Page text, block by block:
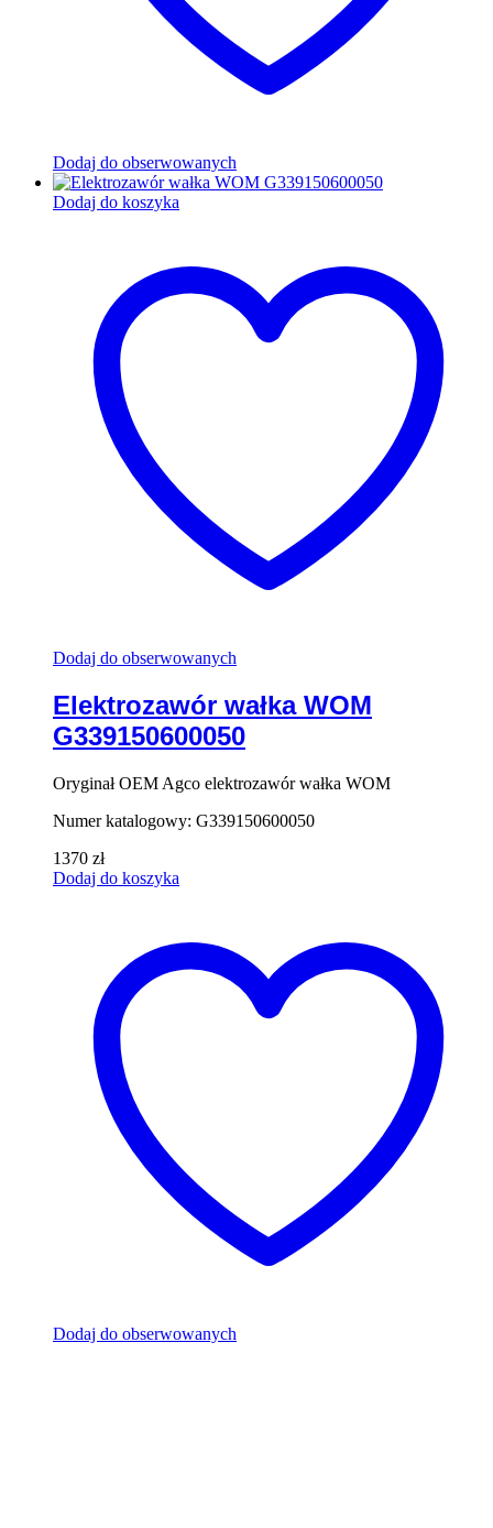
Dodaj do obserwowanych
Dodaj do koszyka
Dodaj do obserwowanych
Elektrozawór wałka WOM
G339150600050
Oryginał OEM Agco elektrozawór wałka WOM
Numer katalogowy: G339150600050
1370 zł
Dodaj do koszyka
Dodaj do obserwowanych